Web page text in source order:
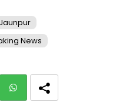
Jaunpur
News